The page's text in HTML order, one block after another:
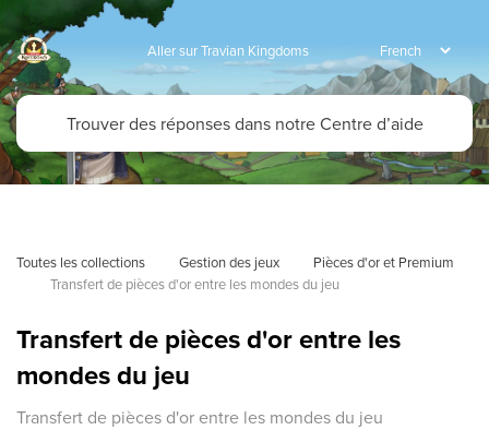
Aller sur Travian Kingdoms
Toutes les collections Gestion des jeux
Pièces d'or et Premium
Transfert de pièces d'or entre les mondes du jeu
Transfert de pièces d'or entre les
mondes du jeu
Transfert de pièces d'or entre les mondes du jeu